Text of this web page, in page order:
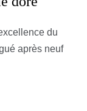
du
après neuf